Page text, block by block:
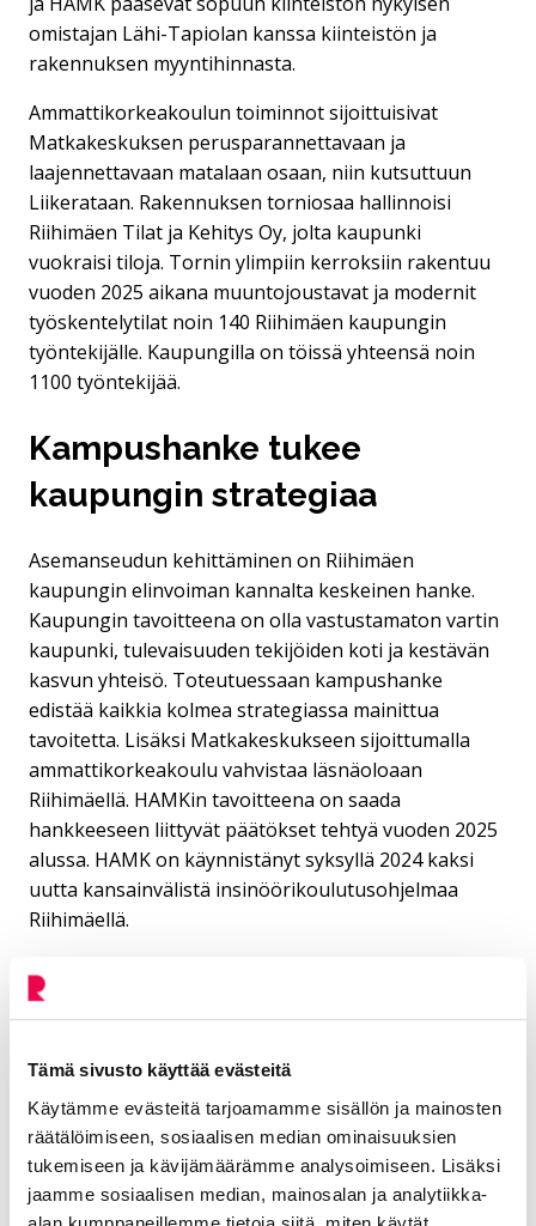
Tämä sivusto käyttää evästeitä
Käytämme evästeitä tarjoamamme sisällön ja mainosten
räätälöimiseen, sosiaalisen median ominaisuuksien
tukemiseen ja kävijämäärämme analysoimiseen. Lisäksi
jaamme sosiaalisen median, mainosalan ja analytiikka-
omistajan Lähi-Tapiolan kanssa kiinteistön ja
rakennuksen myyntihinnasta.
Ammattikorkeakoulun toiminnot sijoittuisivat
Matkakeskuksen perusparannettavaan ja
laajennettavaan matalaan osaan, niin kutsuttuun
Liikerataan. Rakennuksen torniosaa hallinnoisi
Riihimäen Tilat ja Kehitys Oy, jolta kaupunki
vuokraisi tiloja. Tornin ylimpiin kerroksiin rakentuu
vuoden 2025 aikana muuntojoustavat ja modernit
työskentelytilat noin 140 Riihimäen kaupungin
työntekijälle. Kaupungilla on töissä yhteensä noin
1100 työntekijää.
Kampushanke tukee
kaupungin strategiaa
Asemanseudun kehittäminen on Riihimäen
kaupungin elinvoiman kannalta keskeinen hanke.
Kaupungin tavoitteena on olla vastustamaton vartin
kaupunki, tulevaisuuden tekijöiden koti ja kestävän
kasvun yhteisö. Toteutuessaan kampushanke
edistää kaikkia kolmea strategiassa mainittua
tavoitetta. Lisäksi Matkakeskukseen sijoittumalla
ammattikorkeakoulu vahvistaa läsnäoloaan
Riihimäellä. HAMKin tavoitteena on saada
hankkeeseen liittyvät päätökset tehtyä vuoden 2025
alussa. HAMK on käynnistänyt syksyllä 2024 kaksi
uutta kansainvälistä insinöörikoulutusohjelmaa
Riihimäellä.
Kaupungin kampushankkeelle antama tuki etenee
kaupunginhallituksen käsittelyn jälkeen valtuustoon.
Riihimäen kaupunginvaltuusto kokoontuu
seuraavan kerran 9. joulukuuta 2024.
Kaupunginhallituksen esityslista 2. joulukuuta 2024
Lue HAMKin uutinen Riihimäen kampushankkeen
etenemisestä